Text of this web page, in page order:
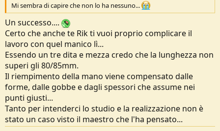
Mi sembra di capire che non lo ha nessuno...
Un successo....
Certo che anche te Rik ti vuoi proprio complicare il
lavoro con quel manico lì...
Essendo un tre dita e mezza credo che la lunghezza non
superi gli 80/85mm.
Il riempimento della mano viene compensato dalle
forme, dalle gobbe e dagli spessori che assume nei
punti giusti...
Tanto per intenderci lo studio e la realizzazione non è
stato un caso visto il maestro che l'ha pensato...